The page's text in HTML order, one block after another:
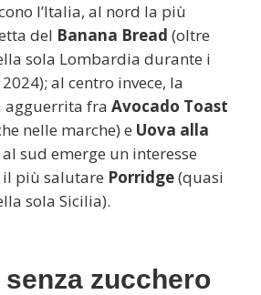
l’Italia, al nord la più
del Banana Bread (oltre
sola Lombardia durante i
al centro invece, la
agguerrita fra Avocado Toast
nelle marche) e Uova alla
sud emerge un interesse
più salutare Porridge(quasi
sola Sicilia).
zucchero